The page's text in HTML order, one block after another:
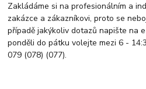
Zakládáme si na profesionálním a
zakázce a zákazníkovi, proto se
případě jakýkoliv dotazů napište na
ponděli do pátku volejte mezi 6 -
079 (078) (077).